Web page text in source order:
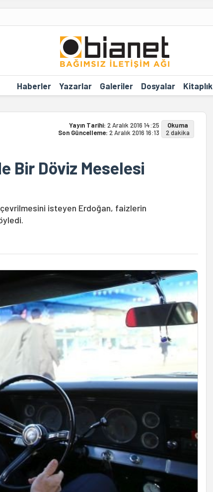
Haberler Yazarlar Galeriler Dosyalar Kitaplık
Yayın Tarihi: 2 Aralık 2016 14:25
Son Güncelleme: 2 Aralık 2016 16:13
Okuma
2 dakika
Bir Döviz Meselesi
isteyen Erdoğan, faizlerin